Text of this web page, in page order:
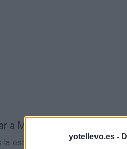
yotellevo.es -
a Massanes en tren:
la estación de tren más cercana